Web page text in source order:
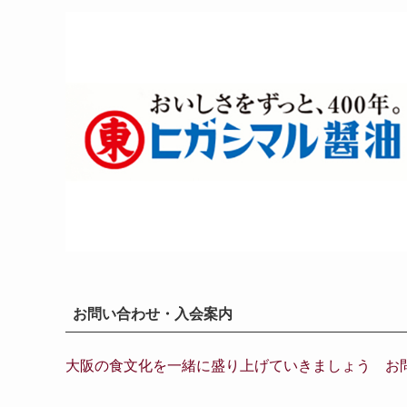
お問い合わせ・入会案内
大阪の食文化を一緒に盛り上げていきましょう お